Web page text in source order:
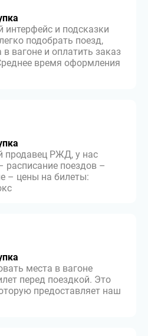
интерфейс и подсказки
подобрать поезд,
вагоне и оплатить заказ
время оформления
продавец РЖД, у нас
расписание поездов –
– цены на билеты:
места в вагоне
перед поездкой. Это
предоставляет наш